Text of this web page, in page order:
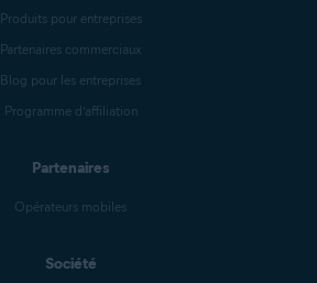
Produits pour entreprises
Partenaires commerciaux
Blog pour les entreprises
Programme d’affiliation
Partenaires
Opérateurs mobiles
Société